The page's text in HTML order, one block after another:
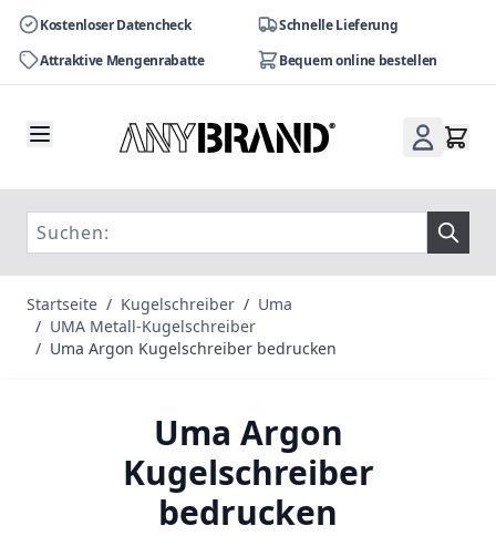
Kostenloser Datencheck
Schnelle Lieferung
Attraktive Mengenrabatte
Bequem online bestellen
Startseite / Kugelschreiber / Uma
/ UMA Metall-Kugelschreiber
/ Uma Argon Kugelschreiber bedrucken
Uma Argon
Kugelschreiber
bedrucken